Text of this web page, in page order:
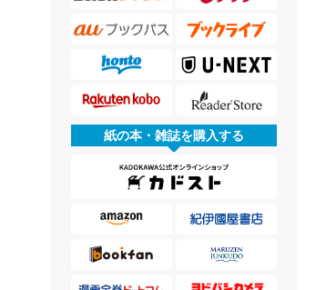
紙の本・雑誌を購入する